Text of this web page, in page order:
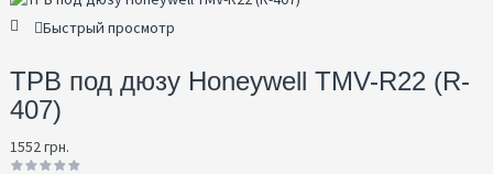
Быстрый просмотр
ТРВ под дюзу Honeywell TMV-R22 (R-
407)
1552 грн.